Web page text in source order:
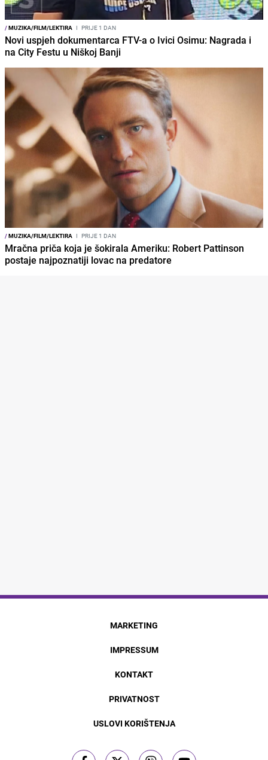
/MUZIKA/FILM/LEKTIRA I PRIJE 1 DAN
Novi uspjeh dokumentarca FTV-a o Ivici Osimu: Nagrada i
na City Festu u Niškoj Banji
/MUZIKA/FILM/LEKTIRA I PRIJE 1 DAN
Mračna priča koja je šokirala Ameriku: Robert Pattinson
postaje najpoznatiji lovac na predatore
MARKETING
IMPRESSUM
KONTAKT
PRIVATNOST
USLOVI KORIŠTENJA